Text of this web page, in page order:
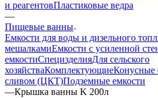
и реагентовПластиковые ведра
—
Пищевые ванны
Емкости для воды и дизельного
мешалкамиЕмкости с усиленной
емкостиСпецизделияДля сельского
хозяйстваКомплектующиеКонусные
сливом (ЦКТ)Подземные емкости
—Крышка ванны K 200л